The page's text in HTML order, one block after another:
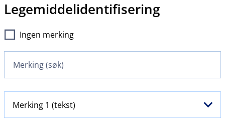
Legemiddelidentifisering
Ingen merking
Merking 1 (tekst)